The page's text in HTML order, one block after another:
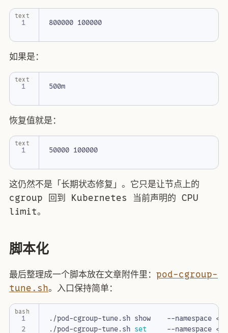
1
text
如果是：
1
text
恢复值就是：
1
text
这仍然不是「长期状态修复」。它只是让节点上的
cgroup 回到 Kubernetes 当前声明的 CPU
limit。
脚本化
最后整理成一个脚本放在文章附件里： pod-cgroup-
tune.sh。入口保持简单：
1
2
./pod-cgroup-tune.sh set
--namespace
bash